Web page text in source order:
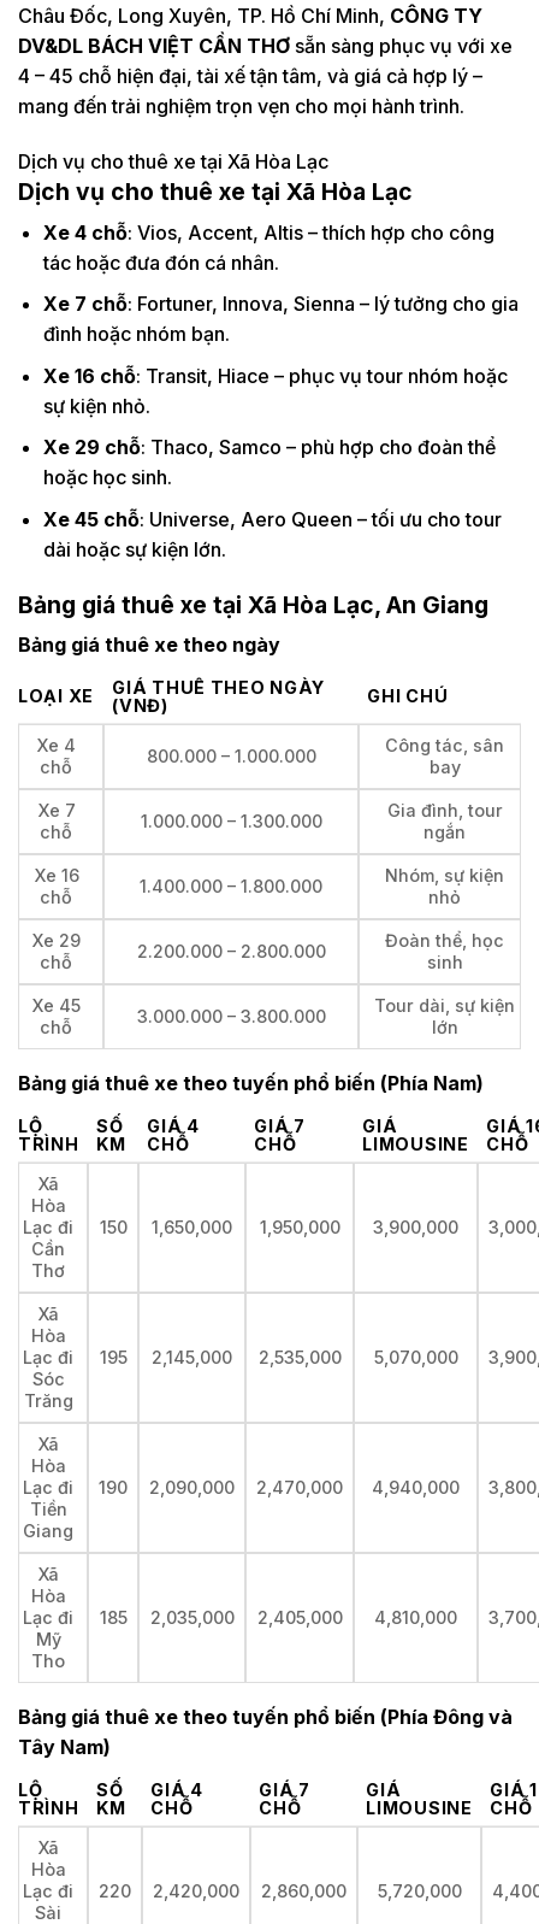
Châu Đốc, Long Xuyên, TP. Hồ Chí Minh, CÔNG TY
DV&DL BÁCH VIỆT CẦN THƠ sẵn sàng phục vụ với xe
4 – 45 chỗ hiện đại, tài xế tận tâm, và giá cả hợp lý –
mang đến trải nghiệm trọn vẹn cho mọi hành trình.
Dịch vụ cho thuê xe tại Xã Hòa Lạc
Dịch vụ cho thuê xe tại Xã Hòa Lạc
Xe 4 chỗ: Vios, Accent, Altis – thích hợp cho công
tác hoặc đưa đón cá nhân.
Xe 7 chỗ: Fortuner, Innova, Sienna – lý tưởng cho gia
đình hoặc nhóm bạn.
Xe 16 chỗ: Transit, Hiace – phục vụ tour nhóm hoặc
sự kiện nhỏ.
Xe 29 chỗ: Thaco, Samco – phù hợp cho đoàn thể
hoặc học sinh.
Xe 45 chỗ: Universe, Aero Queen – tối ưu cho tour
dài hoặc sự kiện lớn.
Bảng giá thuê xe tại Xã Hòa Lạc, An Giang
Bảng giá thuê xe theo ngày
LOẠI XE
GIÁ THUÊ THEO NGÀY
(VNĐ)
GHI CHÚ
Xe 4
chỗ
800.000 – 1.000.000
Công tác, sân
bay
Xe 7
chỗ
1.000.000 – 1.300.000
Gia đình, tour
ngắn
Xe 16
chỗ
1.400.000 – 1.800.000
Nhóm, sự kiện
nhỏ
Xe 29
chỗ
2.200.000 – 2.800.000
Đoàn thể, học
sinh
Xe 45
chỗ
3.000.000 – 3.800.000
Tour dài, sự kiện
lớn
Bảng giá thuê xe theo tuyến phổ biến (Phía Nam)
LỘ
TRÌNH
SỐ
KM
GIÁ 4
CHỖ
GIÁ 7
CHỖ
GIÁ
LIMOUSINE
GIÁ
CHỖ
Xã
Hòa
Lạc đi
Cần
Thơ
150 1,650,000 1,950,000 3,900,000
Xã
Hòa
Lạc đi
Sóc
Trăng
195 2,145,000 2,535,000 5,070,000
Xã
Hòa
Lạc đi
Tiền
Giang
190 2,090,000 2,470,000 4,940,000
Xã
Hòa
Lạc đi
Mỹ
Tho
185 2,035,000 2,405,000 4,810,000
Bảng giá thuê xe theo tuyến phổ biến (Phía Đông và
Tây Nam)
LỘ
TRÌNH
SỐ
KM
GIÁ 4
CHỖ
GIÁ 7
CHỖ
GIÁ
LIMOUSINE
GIÁ
CHỖ
Xã
Hòa
Lạc đi
Sài
220 2,420,000 2,860,000 5,720,000